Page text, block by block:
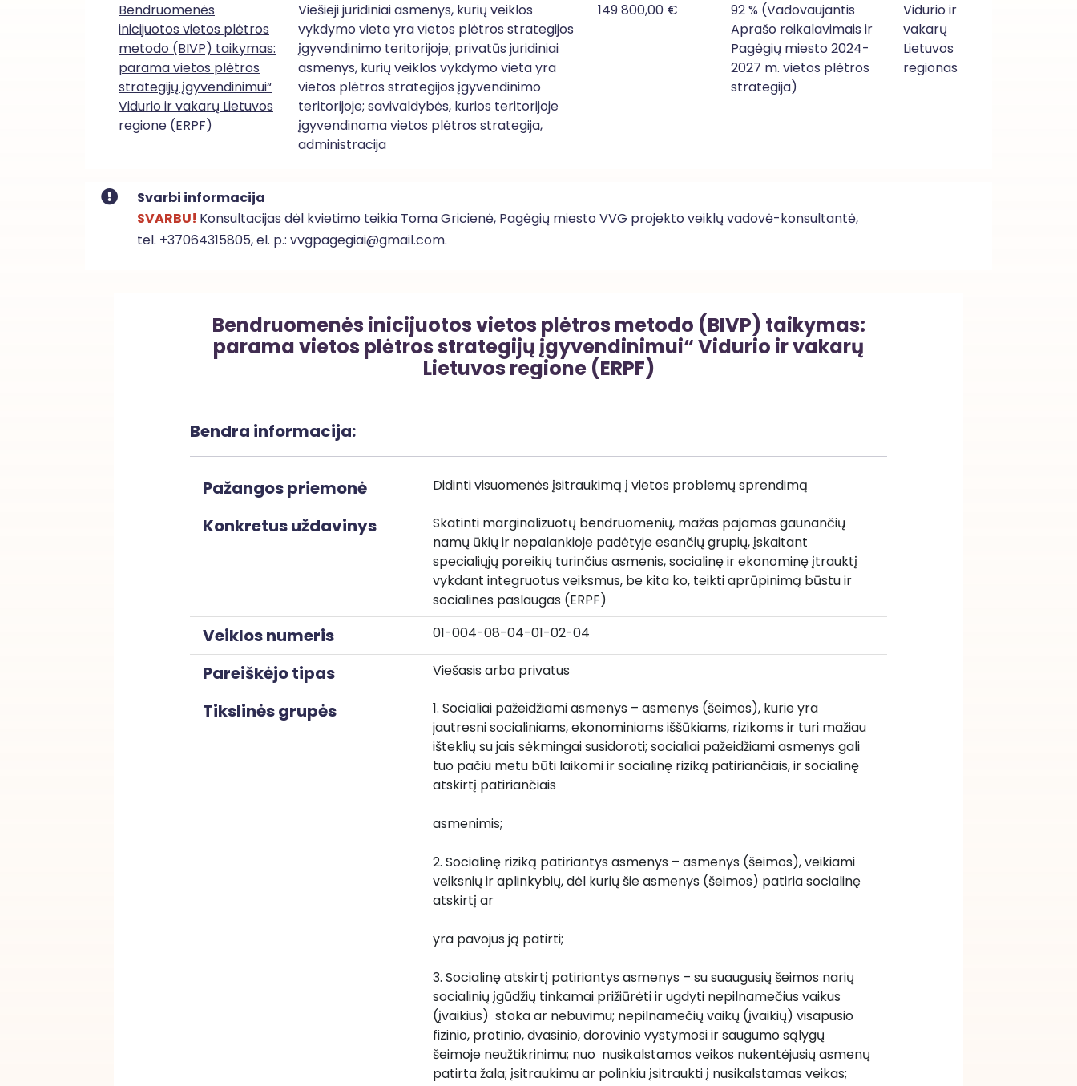
Bendruomenės
inicijuotos vietos plėtros
metodo (BIVP) taikymas:
parama vietos plėtros
strategijų įgyvendinimui“
Vidurio ir vakarų Lietuvos
regione (ERPF)
Viešieji juridiniai asmenys, kurių veiklos
vykdymo vieta yra vietos plėtros strategijos
įgyvendinimo teritorijoje; privatūs juridiniai
asmenys, kurių veiklos vykdymo vieta yra
vietos plėtros strategijos įgyvendinimo
teritorijoje; savivaldybės, kurios teritorijoje
įgyvendinama vietos plėtros strategija,
administracija
149 800,00 €
92 % (Vadovaujantis
Aprašo reikalavimais ir
Pagėgių miesto 2024-
2027 m. vietos plėtros
strategija)
Vidurio ir
vakarų
Lietuvos
regionas
Svarbi informacija
SVARBU! Konsultacijas dėl kvietimo teikia Toma Gricienė, Pagėgių miesto VVG projekto veiklų vadovė-konsultantė,
tel. +37064315805, el. p.: vvgpagegiai@gmail.com.
Bendruomenės inicijuotos vietos plėtros metodo (BIVP) taikymas:
parama vietos plėtros strategijų įgyvendinimui“ Vidurio ir vakarų
Lietuvos regione (ERPF)
Bendra informacija:
Pažangos priemonė Didinti visuomenės įsitraukimą į vietos problemų sprendimą
Konkretus uždavinys
Skatinti marginalizuotų bendruomenių, mažas pajamas gaunančių
namų ūkių ir nepalankioje padėtyje esančių grupių, įskaitant
specialiųjų poreikių turinčius asmenis, socialinę ir ekonominę įtrauktį
vykdant integruotus veiksmus, be kita ko, teikti aprūpinimą būstu ir
socialines paslaugas (ERPF)
Veiklos numeris 01-004-08-04-01-02-04
Pareiškėjo tipas Viešasis arba privatus
Tikslinės grupės
1. Socialiai pažeidžiami asmenys – asmenys (šeimos), kurie yra
jautresni socialiniams, ekonominiams iššūkiams, rizikoms ir turi mažiau
išteklių su jais sėkmingai susidoroti; socialiai pažeidžiami asmenys gali
tuo pačiu metu būti laikomi ir socialinę riziką patiriančiais, ir socialinę
atskirtį patiriančiais
asmenimis;
2. Socialinę riziką patiriantys asmenys – asmenys (šeimos), veikiami
veiksnių ir aplinkybių, dėl kurių šie asmenys (šeimos) patiria socialinę
atskirtį ar
yra pavojus ją patirti;
3. Socialinę atskirtį patiriantys asmenys – su suaugusių šeimos narių
socialinių įgūdžių tinkamai prižiūrėti ir ugdyti nepilnamečius vaikus
(įvaikius)  stoka ar nebuvimu; nepilnamečių vaikų (įvaikių) visapusio
fizinio, protinio, dvasinio, dorovinio vystymosi ir saugumo sąlygų
šeimoje neužtikrinimu; nuo  nusikalstamos veikos nukentėjusių asmenų
patirta žala; įsitraukimu ar polinkiu įsitraukti į nusikalstamas veikas;